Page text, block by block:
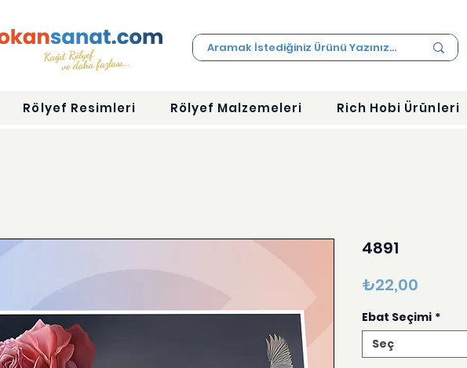
Rölyef Resimleri Rölyef Malzemeleri Rich Hobi Ürünleri
4891
₺22,00
Ebat Seçimi *
Seç